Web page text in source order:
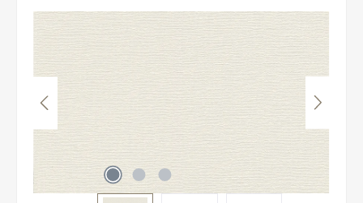
Bildergalerie überspringen